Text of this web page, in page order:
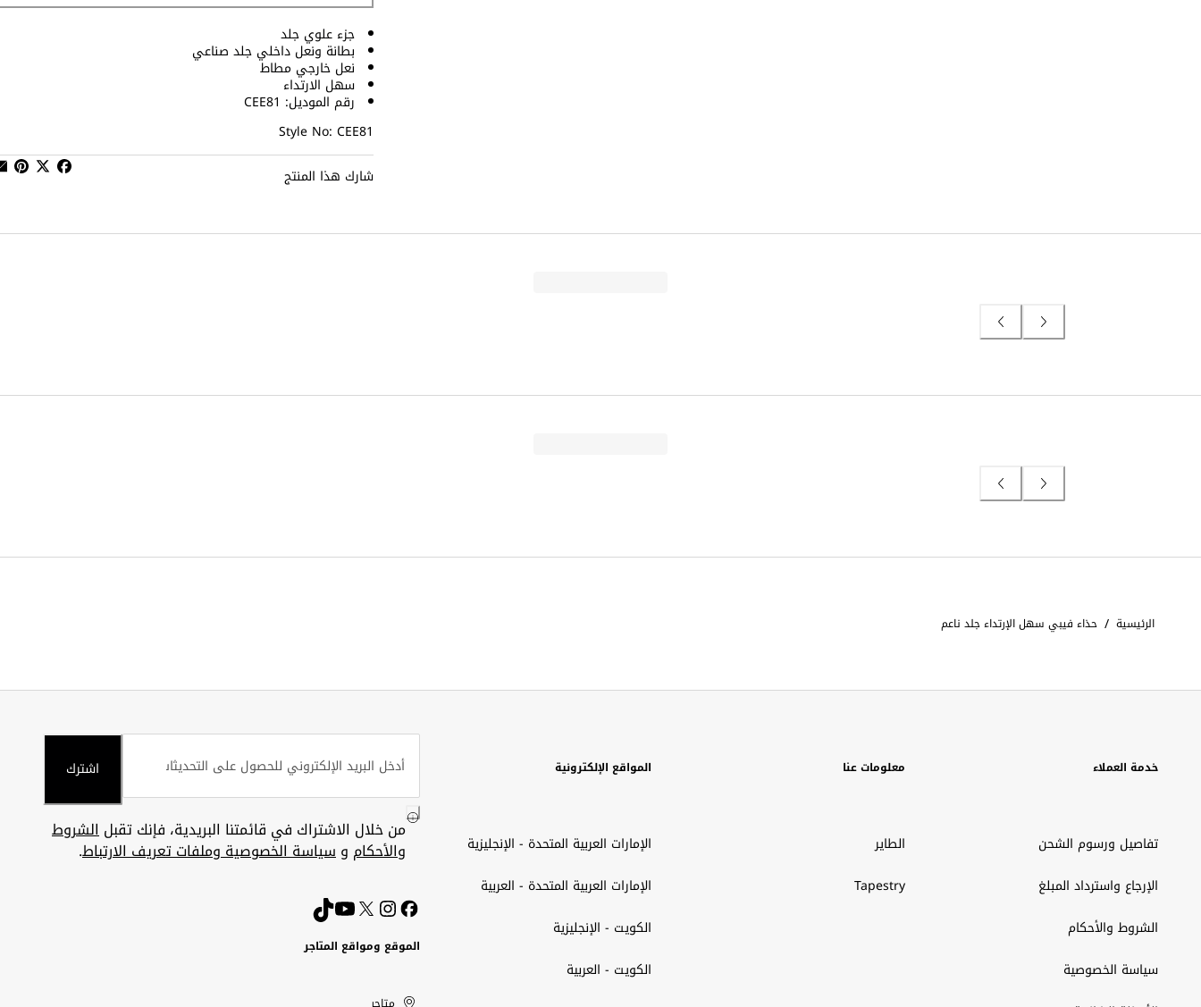
جزء علوي جلد
بطانة ونعل داخلي جلد صناعي
نعل خارجي مطاط
سهل الارتداء
رقم الموديل: CEE81
Style No: CEE81
شارك هذا المنتج
الرئيسية / حذاء فيبي سهل الإرتداء جلد ناعم
خدمة العملاء
تفاصيل ورسوم الشحن
الإرجاع واسترداد المبلغ
الشروط والأحكام
سياسة الخصوصية
معلومات عنا
الطاير
Tapestry
المواقع الإلكترونية
الإمارات العربية المتحدة - الإنجليزية
الإمارات العربية المتحدة - العربية
الكويت - الإنجليزية
الكويت - العربية
اشترك
من خلال الاشتراك في قائمتنا البريدية، فإنك تقبلالشروط
والأحكام وسياسة الخصوصية وملفات تعريف الارتباط.
الموقع ومواقع المتاجر
United
Kuwait
الإمارات
الكويت